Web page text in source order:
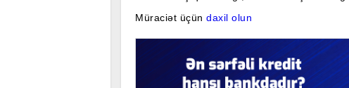
Müraciət üçün daxil olun